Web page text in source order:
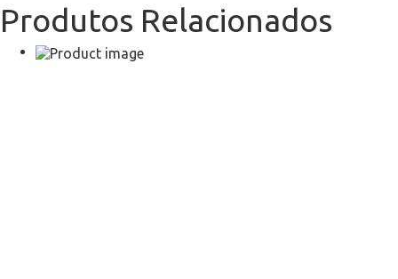
Produtos Relacionados